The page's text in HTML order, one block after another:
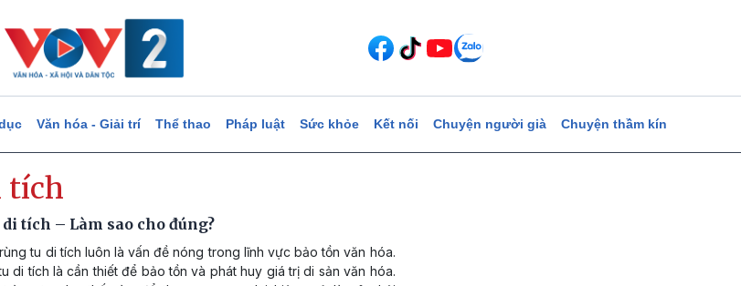
Văn hóa - Giải trí Thể thao Pháp luật Sức khỏe Kết nối Chuyện người già Chuyện thầm kín
tích
tích – Làm sao cho đúng?
tu di tích luôn là vấn đề nóng trong lĩnh vực bảo tồn văn hóa.
di tích là cần thiết để bảo tồn và phát huy giá trị di sản văn hóa.